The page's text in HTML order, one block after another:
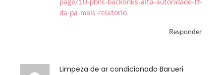
da-pa-mais-relatorio
Responder
Limpeza de ar condicionado Barueri